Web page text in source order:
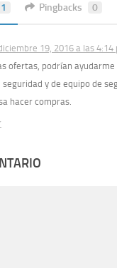
1 Pingbacks 0
19, 2016 a las 4:14
ofertas, podrían
seguridad y de equipo de
hacer compras.